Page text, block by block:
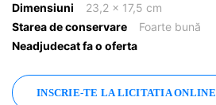
Dimensiuni
23,2 x 17,5 cm
Starea de conservare
Foarte bună
Neadjudecat fa o oferta
INSCRIE-TE LA LICITATIA ONLINE